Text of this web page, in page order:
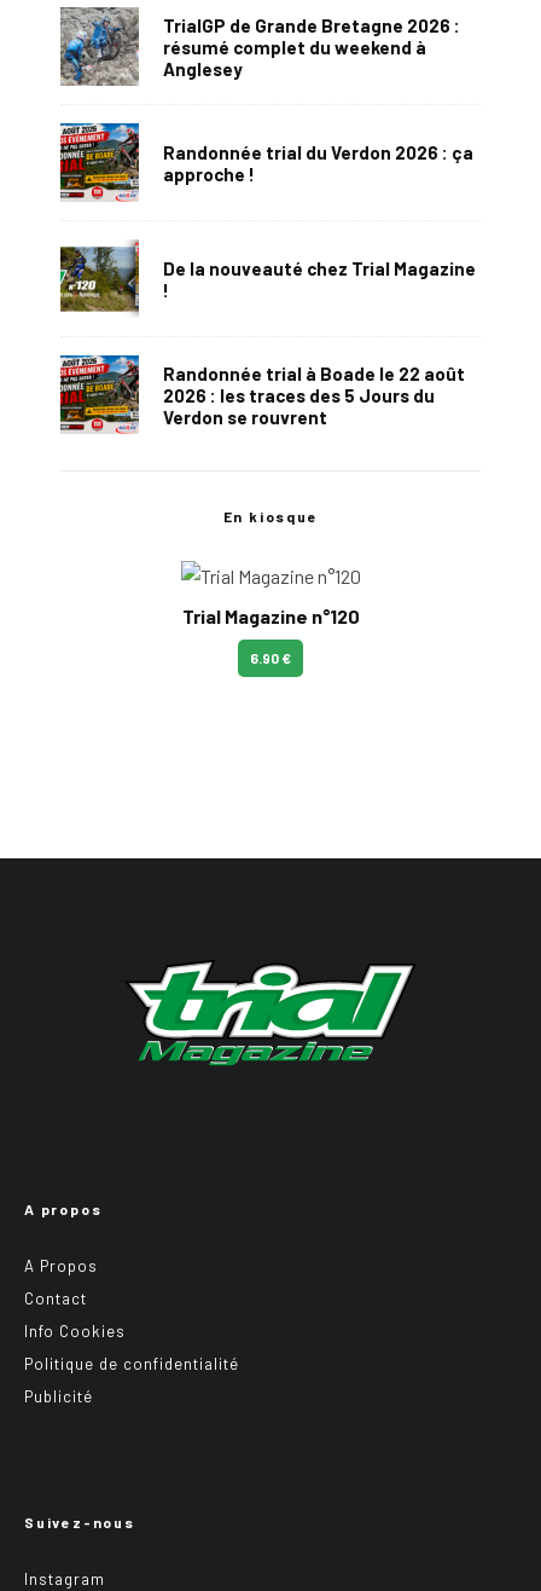
TrialGP de Grande Bretagne 2026 :
résumé complet du weekend à
Anglesey
Randonnée trial du Verdon 2026 : ça
approche !
De la nouveauté chez Trial Magazine
!
Randonnée trial à Boade le 22 août
2026 : les traces des 5 Jours du
Verdon se rouvrent
En kiosque
Trial Magazine n°120
6.90 €
A propos
A Propos
Contact
Info Cookies
Politique de confidentialité
Publicité
Suivez-nous
Instagram